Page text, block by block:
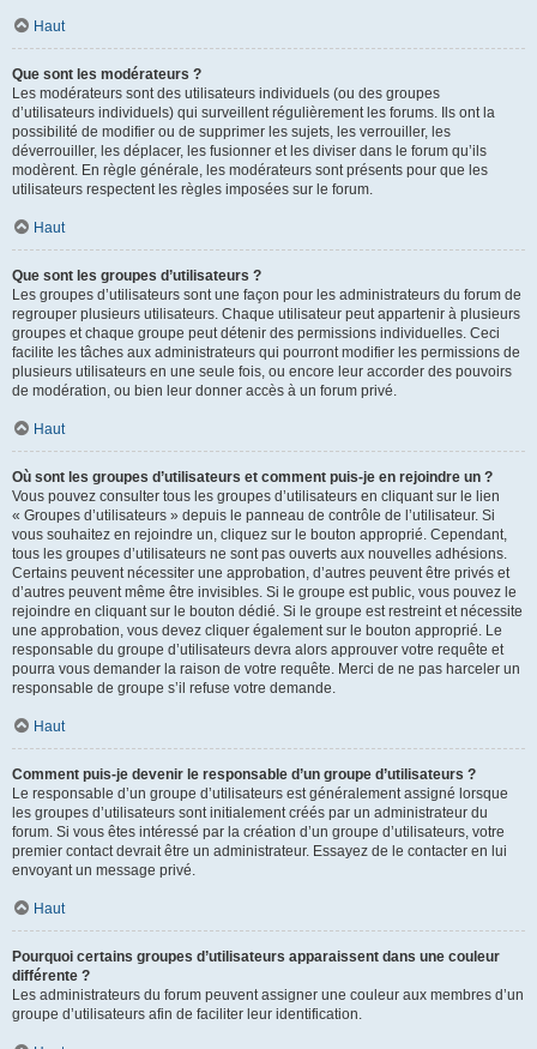
Haut
Que sont les modérateurs ?
Les modérateurs sont des utilisateurs individuels (ou des groupes
d’utilisateurs individuels) qui surveillent régulièrement les forums. Ils ont la
possibilité de modifier ou de supprimer les sujets, les verrouiller, les
déverrouiller, les déplacer, les fusionner et les diviser dans le forum qu’ils
modèrent. En règle générale, les modérateurs sont présents pour que les
utilisateurs respectent les règles imposées sur le forum.
Haut
Que sont les groupes d’utilisateurs ?
Les groupes d’utilisateurs sont une façon pour les administrateurs du forum de
regrouper plusieurs utilisateurs. Chaque utilisateur peut appartenir à plusieurs
groupes et chaque groupe peut détenir des permissions individuelles. Ceci
facilite les tâches aux administrateurs qui pourront modifier les permissions de
plusieurs utilisateurs en une seule fois, ou encore leur accorder des pouvoirs
de modération, ou bien leur donner accès à un forum privé.
Haut
Où sont les groupes d’utilisateurs et comment puis-je en rejoindre un ?
Vous pouvez consulter tous les groupes d’utilisateurs en cliquant sur le lien
« Groupes d’utilisateurs » depuis le panneau de contrôle de l’utilisateur. Si
vous souhaitez en rejoindre un, cliquez sur le bouton approprié. Cependant,
tous les groupes d’utilisateurs ne sont pas ouverts aux nouvelles adhésions.
Certains peuvent nécessiter une approbation, d’autres peuvent être privés et
d’autres peuvent même être invisibles. Si le groupe est public, vous pouvez le
rejoindre en cliquant sur le bouton dédié. Si le groupe est restreint et nécessite
une approbation, vous devez cliquer également sur le bouton approprié. Le
responsable du groupe d’utilisateurs devra alors approuver votre requête et
pourra vous demander la raison de votre requête. Merci de ne pas harceler un
responsable de groupe s’il refuse votre demande.
Haut
Comment puis-je devenir le responsable d’un groupe d’utilisateurs ?
Le responsable d’un groupe d’utilisateurs est généralement assigné lorsque
les groupes d’utilisateurs sont initialement créés par un administrateur du
forum. Si vous êtes intéressé par la création d’un groupe d’utilisateurs, votre
premier contact devrait être un administrateur. Essayez de le contacter en lui
envoyant un message privé.
Haut
Pourquoi certains groupes d’utilisateurs apparaissent dans une couleur
différente ?
Les administrateurs du forum peuvent assigner une couleur aux membres d’un
groupe d’utilisateurs afin de faciliter leur identification.